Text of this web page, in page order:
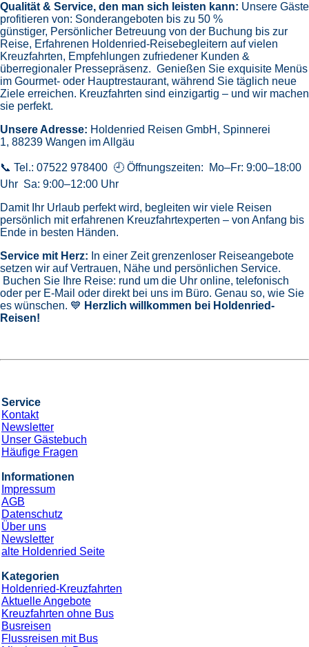
Qualität & Service, den man sich leisten kann: Unsere Gäste
profitieren von: Sonderangeboten bis zu 50 %
günstiger, Persönlicher Betreuung von der Buchung bis zur
Reise, Erfahrenen Holdenried-Reisebegleitern auf vielen
Kreuzfahrten, Empfehlungen zufriedener Kunden &
überregionaler Pressepräsenz. Genießen Sie exquisite Menüs
im Gourmet- oder Hauptrestaurant, während Sie täglich neue
Ziele erreichen. Kreuzfahrten sind einzigartig – und wir machen
sie perfekt.
Unsere Adresse: Holdenried Reisen GmbH, Spinnerei
1, 88239 Wangen im Allgäu
📞 Tel.: 07522 978400 🕘 Öffnungszeiten: Mo–Fr: 9:00–18:00
Uhr Sa: 9:00–12:00 Uhr
Damit Ihr Urlaub perfekt wird, begleiten wir viele Reisen
persönlich mit erfahrenen Kreuzfahrtexperten – von Anfang bis
Ende in besten Händen.
Service mit Herz: In einer Zeit grenzenloser Reiseangebote
setzen wir auf Vertrauen, Nähe und persönlichen Service.
Buchen Sie Ihre Reise: rund um die Uhr online, telefonisch
oder per E-Mail oder direkt bei uns im Büro. Genau so, wie Sie
es wünschen. 💙 Herzlich willkommen bei Holdenried-
Reisen!
Service
Kontakt
Newsletter
Unser Gästebuch
Häufige Fragen
Informationen
Impressum
AGB
Datenschutz
Über uns
Newsletter
alte Holdenried Seite
Kategorien
Holdenried-Kreuzfahrten
Aktuelle Angebote
Kreuzfahrten ohne Bus
Busreisen
Flussreisen mit Bus